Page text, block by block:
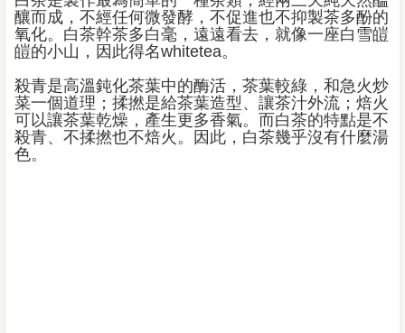
釀而成，不經任何微發酵，不促進也不抑製茶多酚的
氧化。白茶幹茶多白毫，遠遠看去，就像一座白雪皚
皚的小山，因此得名whitetea。
殺青是高溫鈍化茶葉中的酶活，茶葉較綠，和急火炒
菜一個道理；揉撚是給茶葉造型、讓茶汁外流；焙火
可以讓茶葉乾燥，產生更多香氣。而白茶的特點是不
殺青、不揉撚也不焙火。因此，白茶幾乎沒有什麼湯
色。